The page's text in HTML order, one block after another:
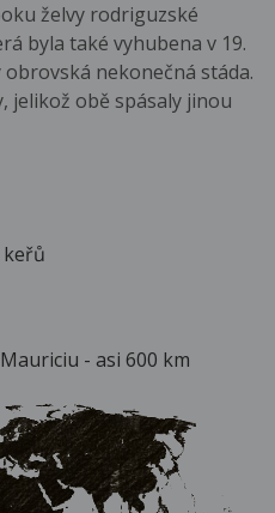
želvy rodriguzské
byla také vyhubena v 19.
nekonečná stáda.
jelikož obě spásaly jinou
- asi 600 km